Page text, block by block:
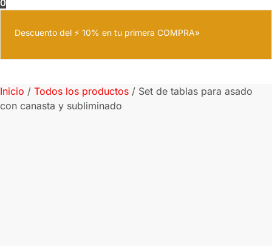
0
Descuento del ⚡ 10% en tu primera COMPRA»
Inicio / Todos los productos / Set de tablas para asado
con canasta y subliminado